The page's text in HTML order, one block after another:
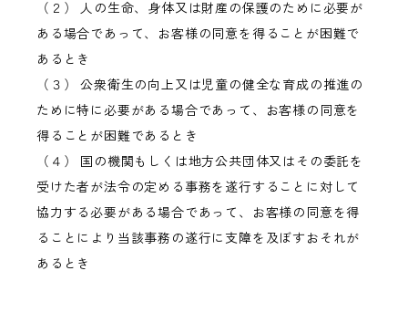
（２） 人の生命、身体又は財産の保護のために必要が
ある場合であって、お客様の同意を得ることが困難で
あるとき
（３） 公衆衛生の向上又は児童の健全な育成の推進の
ために特に必要がある場合であって、お客様の同意を
得ることが困難であるとき
（４） 国の機関もしくは地方公共団体又はその委託を
受けた者が法令の定める事務を遂行することに対して
協力する必要がある場合であって、お客様の同意を得
ることにより当該事務の遂行に支障を及ぼすおそれが
あるとき